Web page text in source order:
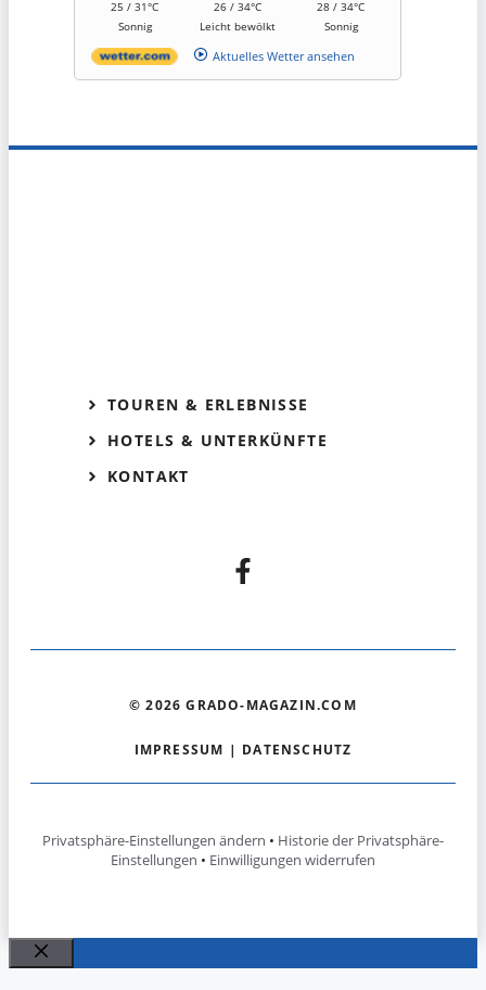
25 / 31°C
Sonnig
26 / 34°C
Leicht bewölkt
28 / 34°C
Sonnig
Aktuelles Wetter ansehen
TOUREN & ERLEBNISSE
HOTELS & UNTERKÜNFTE
KONTAKT
© 2026 GRADO-MAGAZIN.COM
IMPRESSUM | DATENSCHUTZ
Privatsphäre-Einstellungen ändern • Historie der Privatsphäre-
Einstellungen • Einwilligungen widerrufen
Schließen